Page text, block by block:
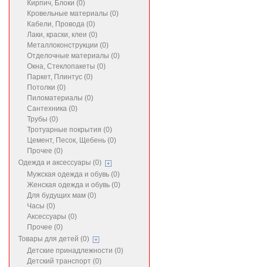
Кирпич, Блоки (0)
Кровельные материалы (0)
Кабели, Провода (0)
Лаки, краски, клеи (0)
Металлоконструкции (0)
Отделочные материалы (0)
Окна, Стеклопакеты (0)
Паркет, Плинтус (0)
Потолки (0)
Пиломатериалы (0)
Сантехника (0)
Трубы (0)
Тротуарные покрытия (0)
Цемент, Песок, Щебень (0)
Прочее (0)
Одежда и аксессуары (0)
Мужская одежда и обувь (0)
Женская одежда и обувь (0)
Для будущих мам (0)
Часы (0)
Аксессуары (0)
Прочее (0)
Товары для детей (0)
Детские принадлежности (0)
Детский транспорт (0)